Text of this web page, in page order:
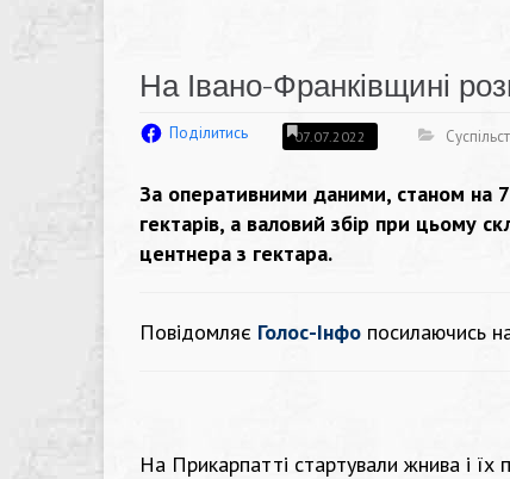
На Івано-Франківщині
Поділитись 07.07.2022
За оперативними даними, станом на
гектарів, а валовий збір при цьому
центнера з гектара.
Повідомляє Голос-Інфо посилаючись
На Прикарпатті стартували жнива і їх